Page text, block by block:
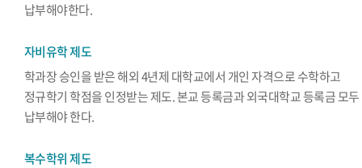
납부해야한다.
자비유학 제도
학과장 승인을 받은 해외 4년제 대학교에서 개인 자격으로 수학하고
정규학기 학점을 인정받는 제도. 본교 등록금과 외국대학교 등록금 모두
납부해야 한다.
복수학위 제도